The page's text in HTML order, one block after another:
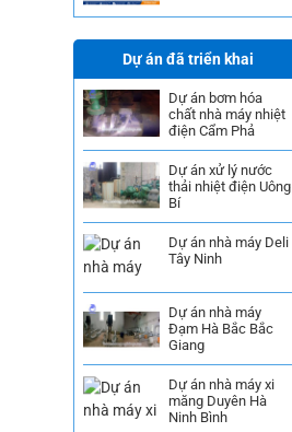
Dự án đã triển khai
Dự án bơm hóa
chất nhà máy nhiệt
điện Cẩm Phả
Dự án xử lý nước
thải nhiệt điện Uông
Bí
Dự án nhà máy Deli
Tây Ninh
Dự án nhà máy
Đạm Hà Bắc Bắc
Giang
Dự án nhà máy xi
măng Duyên Hà
Ninh Bình